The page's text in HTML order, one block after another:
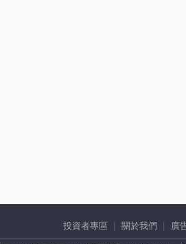
投資者專區 關於我們 廣